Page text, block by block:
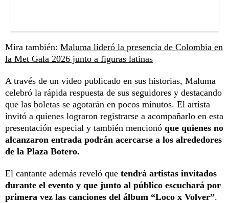
Mira también: Maluma lideró la presencia de Colombia en
la Met Gala 2026 junto a figuras latinas
A través de un video publicado en sus historias, Maluma
celebró la rápida respuesta de sus seguidores y destacando
que las boletas se agotarán en pocos minutos. El artista
invitó a quienes lograron registrarse a acompañarlo en esta
presentación especial y también mencionó que quienes no
alcanzaron entrada podrán acercarse a los alrededores
de la Plaza Botero.
El cantante además reveló que tendrá artistas invitados
durante el evento y que junto al público escuchará por
primera vez las canciones del álbum “Loco x Volver”.